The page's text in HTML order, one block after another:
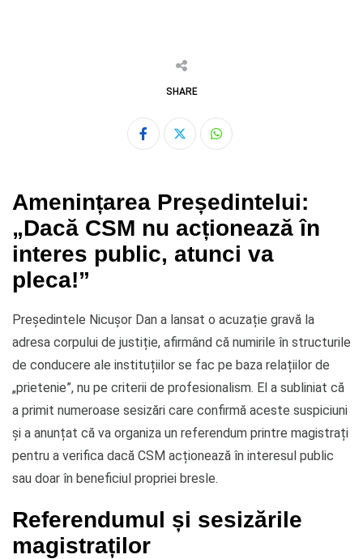
SHARE
Whatsapp
Amenințarea Președintelui:
„Dacă CSM nu acționează în
interes public, atunci va
pleca!”
Președintele Nicușor Dan a lansat o acuzație gravă la
adresa corpului de justiție, afirmând că numirile în structurile
de conducere ale instituțiilor se fac pe baza relațiilor de
„prietenie”, nu pe criterii de profesionalism. El a subliniat că
a primit numeroase sesizări care confirmă aceste suspiciuni
și a anunțat că va organiza un referendum printre magistrați
pentru a verifica dacă CSM acționează în interesul public
sau doar în beneficiul propriei bresle.
Referendumul și sesizările
magistraților